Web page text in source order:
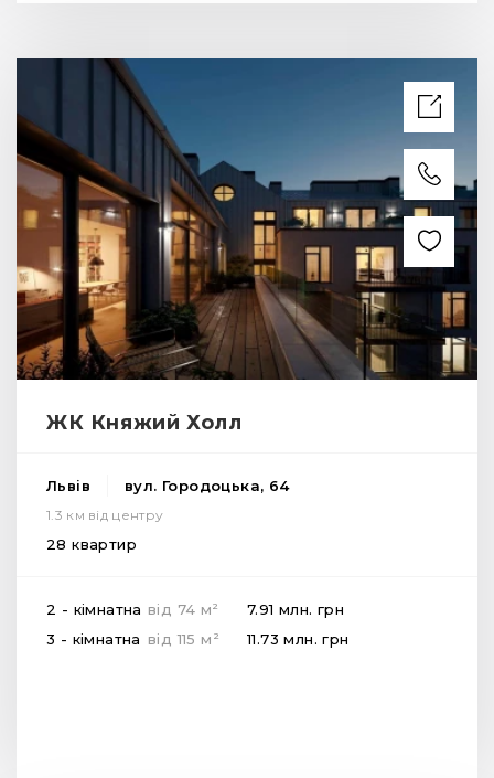
ЖК Княжий Холл
Львів вул. Городоцька, 64
1.3 км від центру
28 квартир
2 - кімнатна від 74 м 2 7.91 млн. грн
3 - кімнатна від 115 м 2 11.73 млн.грн